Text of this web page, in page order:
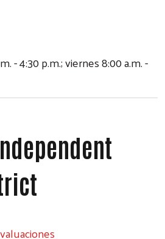
- 4:30 p.m.; viernes 8:00 a.m. -